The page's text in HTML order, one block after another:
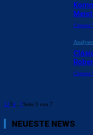
Clemens
Clemens
1234 7Seite 3 von 7
NEUESTE NEWS